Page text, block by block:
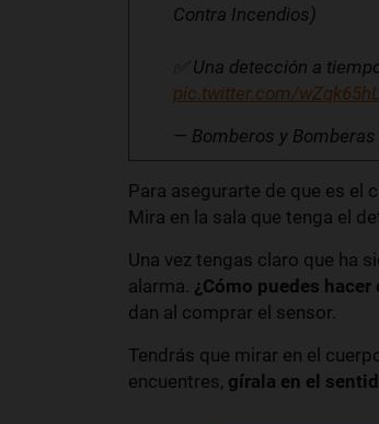
Contra Incendios)
✅ Una detección a
pic.twitter.com/
— Bomberos y
Para asegurarte de que es el
Mira en la sala que tenga el
Una vez tengas claro que ha
alarma. ¿Cómo puedes hacer
dan al comprar el sensor.
Tendrás que mirar en el
encuentres, gírala en el